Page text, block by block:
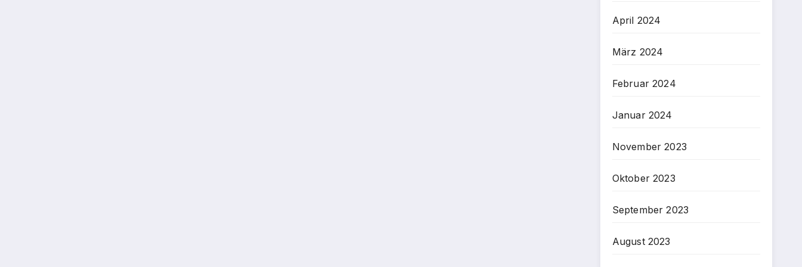
April 2024
März 2024
Februar 2024
Januar 2024
November 2023
Oktober 2023
September 2023
August 2023